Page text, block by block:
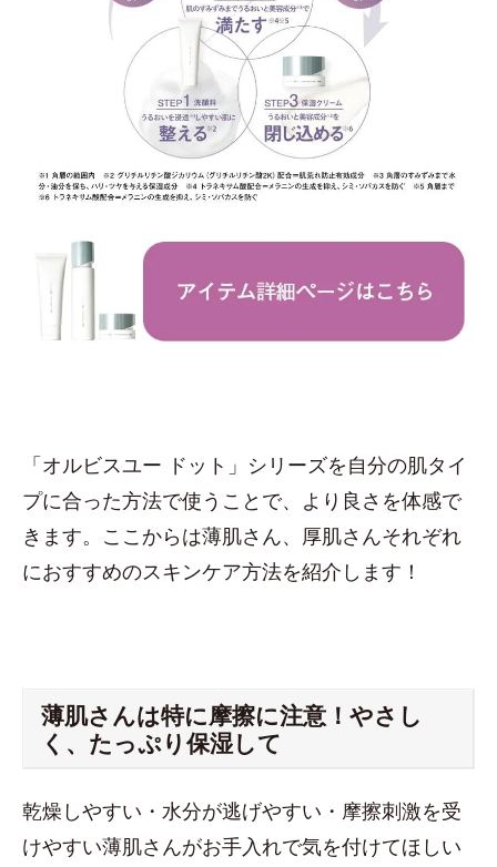
「オルビスユー ドット」シリーズを自分の肌タイ
プに合った方法で使うことで、より良さを体感で
きます。ここからは薄肌さん、厚肌さんそれぞれ
におすすめのスキンケア方法を紹介します！
薄肌さんは特に摩擦に注意！やさし
く、たっぷり保湿して
乾燥しやすい・水分が逃げやすい・摩擦刺激を受
けやすい薄肌さんがお手入れで気を付けてほしい